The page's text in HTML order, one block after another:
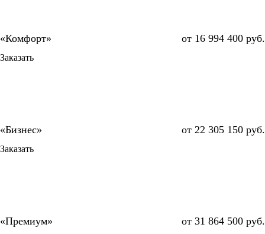
от 16 994 400 руб.
Заказать
от 22 305 150 руб.
Заказать
от 31 864 500 руб.